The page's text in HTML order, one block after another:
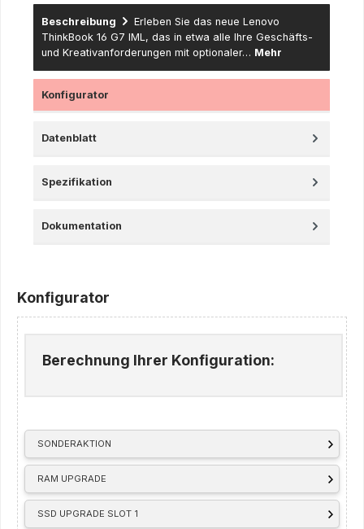
Beschreibung
Erleben Sie das neue Lenovo
ThinkBook 16 G7 IML, das in etwa alle Ihre Geschäfts-
und Kreativanforderungen mit optionaler… Mehr
Konfigurator
Datenblatt
Spezifikation
Dokumentation
Konfigurator
SONDERAKTION
RAM UPGRADE
SSD UPGRADE SLOT 1
Berechnung Ihrer Konfiguration: